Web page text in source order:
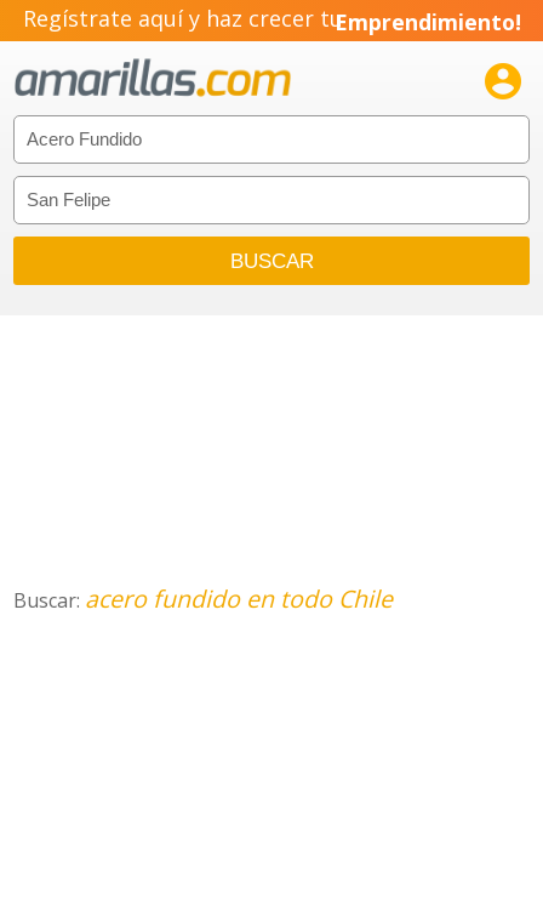
Regístrate aquí y haz crecer tuEmprendimiento!

Buscar: acero fundido en todo Chile